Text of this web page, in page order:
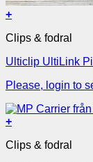
+
Clips & fodral
Ulticlip UltiLink
Please, login to
+
Clips & fodral